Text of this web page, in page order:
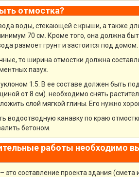
отмостка?
воды, стекающей с крыши, а также
70 см. Кроме того, она должна
размоет грунт и застоится под домом.
то ширина отмостки должна
пазух.
1:5. В ее составе должен быть
от 8 см). необходимо снять
слой мягкой глины. Его нужно
водоотводную канавку по краю
бетоном.
работы необходимо
это составление проекта здания